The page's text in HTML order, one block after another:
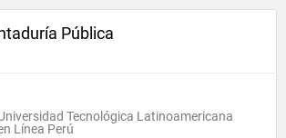
Pública
Tecnológica Latinoamericana
Línea Perú